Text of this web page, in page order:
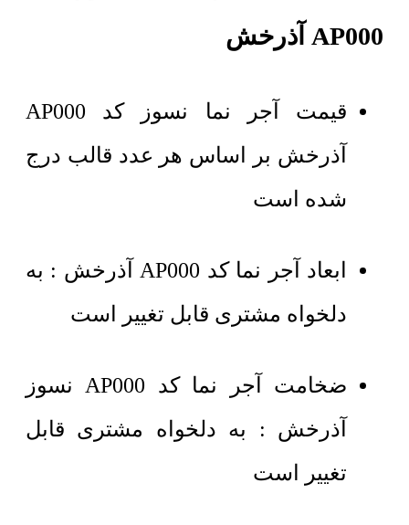
AP000 آذرخش
قیمت آجر نما نسوز کد AP000
آذرخش بر اساس هر عدد قالب درج
شده است
ابعاد آجر نما کد AP000 آذرخش : به
دلخواه مشتری قابل تغییر است
ضخامت آجر نما کد AP000 نسوز
آذرخش : به دلخواه مشتری قابل
تغییر است